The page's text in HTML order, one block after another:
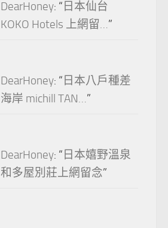
DearHoney: “ 日本仙台
KOKO Hotels 上網留…”
DearHoney: “ 日本八戶種差
海岸 michill TAN…”
DearHoney: “ 日本嬉野溫泉
和多屋別莊上網留念”